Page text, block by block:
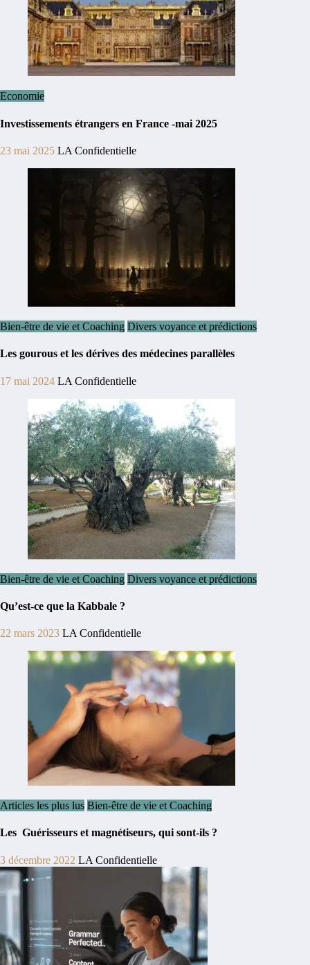
Economie
Investissements étrangers en France -mai 2025
23 mai 2025 LA Confidentielle
Bien-être de vie et Coaching Divers voyance et prédictions
Les gourous et les dérives des médecines parallèles
17 mai 2024 LA Confidentielle
Bien-être de vie et Coaching Divers voyance et prédictions
Qu’est-ce que la Kabbale ?
22 mars 2023 LA Confidentielle
Articles les plus lus Bien-être de vie et Coaching
Les Guérisseurs et magnétiseurs, qui sont-ils ?
3 décembre 2022 LA Confidentielle